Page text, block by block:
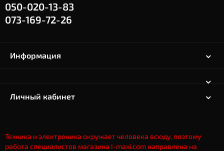
050-020-13-83
073-169-72-26
Информация
Личный кабинет
Техника и электроника окружает человека всюду, поэтому
работа специалистов магазина I-maxi.com направлена на